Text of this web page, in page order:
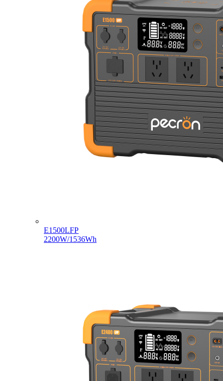
E1500LFP
2200W/1536Wh